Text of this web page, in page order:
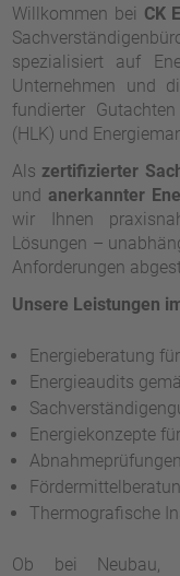
Willkommen bei CK
spezialisiert auf
Unternehmen und
fundierter
(HLK) und
Als zertifizierter
und anerkannter
wir Ihnen
Lösungen –
Anforderungen
Unsere Leistungen
Energieberatung
Energieaudits
Energiekonzepte
Thermografische
Ob bei Neubau,